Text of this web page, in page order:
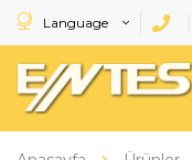
Language